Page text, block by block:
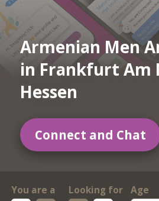
Armenian Men
in Frankfurt Am
Hessen
Connect and Chat
You are a Looking for
Age